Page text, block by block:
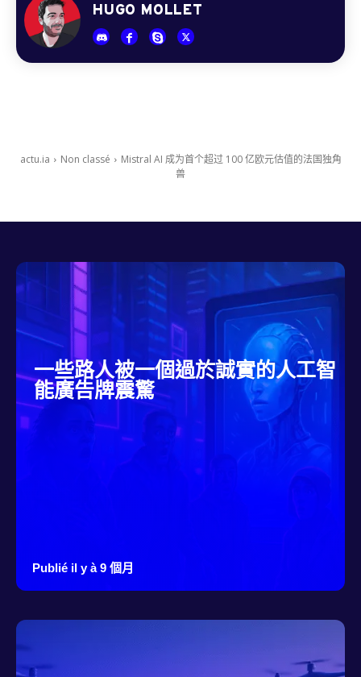
HUGO MOLLET
actu.ia Non classé
Mistral AI 成为首个超过 100 亿欧元估值的法国独角
兽
一些路人被一個過於誠實的人工智
能廣告牌震驚
Publié il y à 9 個月